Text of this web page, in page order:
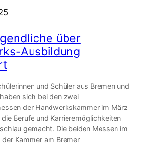
über
Ausbildung
und Schüler aus Bremen und
sich bei den zwei
der Handwerkskammer im März
Berufe und Karrieremöglichkeiten
gemacht. Die beiden Messen im
Kammer am Bremer